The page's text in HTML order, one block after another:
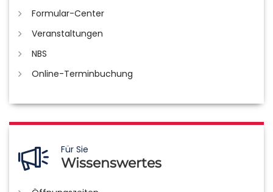
Formular-Center
Veranstaltungen
NBS
Online-Terminbuchung
Für Sie
Wissenswertes